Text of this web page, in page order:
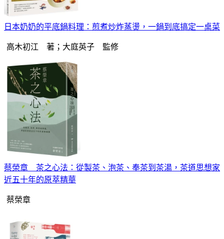
日本奶奶的平底鍋料理：煎煮炒炸蒸燙，一鍋到底搞定一桌菜
高木初江 著；大庭英子 監修
蔡榮章 茶之心法：從製茶、泡茶、奉茶到茶湯，茶道思想家
近五十年的原萃精華
蔡榮章